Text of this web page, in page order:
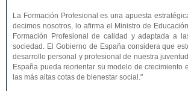
La Formación Profesional es una apuesta
decimos nosotros, lo afirma el Ministro de
Formación Profesional de calidad y adaptada a
sociedad. El Gobierno de España considera que
desarrollo personal y profesional de nuestra
España pueda reorientar su modelo de crecimiento
las más altas cotas de bienestar social."